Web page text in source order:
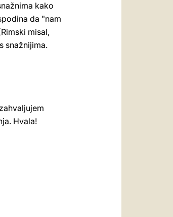
kako
da "nam
misal,
snažnijima.
Hvala!